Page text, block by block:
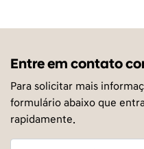
Entre em contato
Para solicitar mais
formulário abaixo que
rapidamente.